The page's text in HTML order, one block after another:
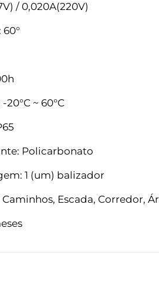
/ 0,020A(220V)
~ 60°C
Policarbonato
1 (um) balizador
Escada, Corredor,